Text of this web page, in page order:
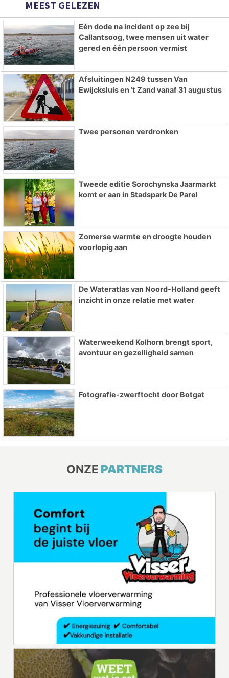
MEEST GELEZEN
Eén dode na incident op zee bij
Callantsoog, twee mensen uit water
gered en één persoon vermist
Afsluitingen N249 tussen Van
Ewijcksluis en ’t Zand vanaf 31 augustus
Twee personen verdronken
Tweede editie Sorochynska Jaarmarkt
komt er aan in Stadspark De Parel
Zomerse warmte en droogte houden
voorlopig aan
De Wateratlas van Noord-Holland geeft
inzicht in onze relatie met water
Waterweekend Kolhorn brengt sport,
avontuur en gezelligheid samen
Fotografie-zwerftocht door Botgat
ONZE PARTNERS